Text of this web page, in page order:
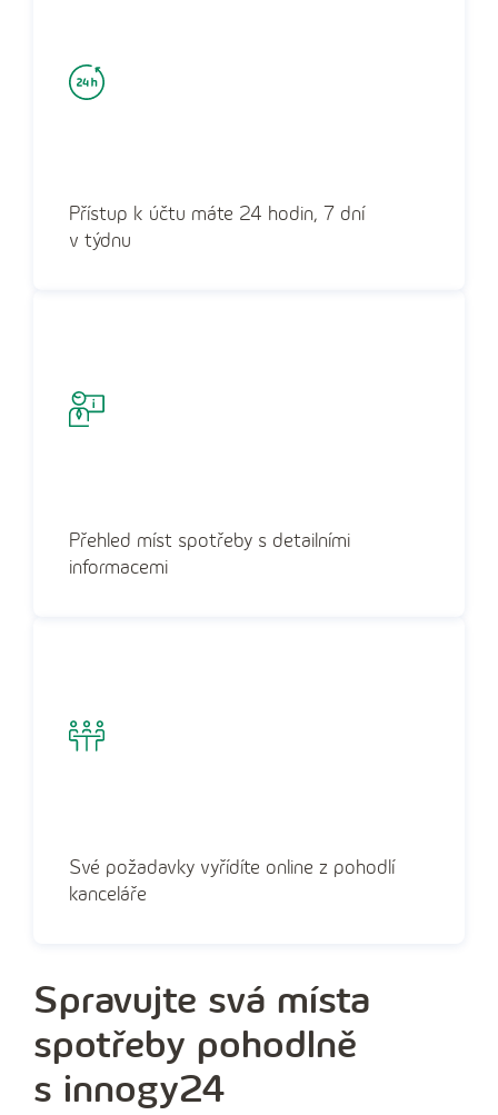
Přístup k účtu máte 24 hodin, 7 dní
v týdnu
Přehled míst spotřeby s detailními
informacemi
Své požadavky vyřídíte online z pohodlí
kanceláře
Spravujte svá místa
spotřeby pohodlně
s innogy24